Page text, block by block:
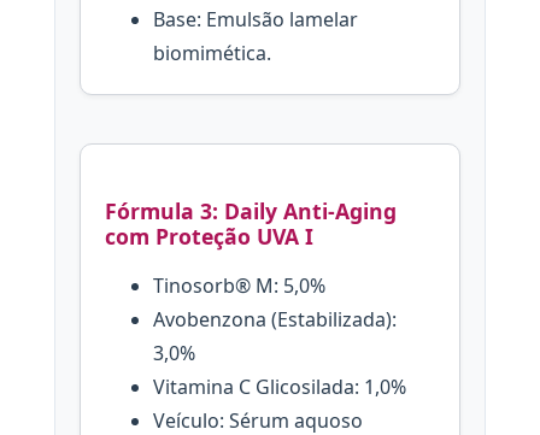
Base: Emulsão lamelar
biomimética.
Fórmula 3: Daily Anti-Aging
com Proteção UVA I
Tinosorb® M: 5,0%
Avobenzona (Estabilizada):
3,0%
Vitamina C Glicosilada: 1,0%
Veículo: Sérum aquoso